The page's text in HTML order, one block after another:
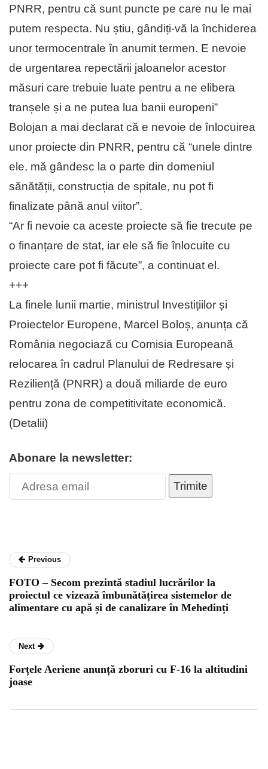
PNRR, pentru că sunt puncte pe care nu le mai
putem respecta. Nu știu, gândiți-vă la închiderea
unor termocentrale în anumit termen. E nevoie
de urgentarea repectării jaloanelor acestor
măsuri care trebuie luate pentru a ne elibera
tranșele și a ne putea lua banii europeni”
Bolojan a mai declarat că e nevoie de înlocuirea
unor proiecte din PNRR, pentru că “unele dintre
ele, mă gândesc la o parte din domeniul
sănătății, construcția de spitale, nu pot fi
finalizate până anul viitor”.
“Ar fi nevoie ca aceste proiecte să fie trecute pe
o finanțare de stat, iar ele să fie înlocuite cu
proiecte care pot fi făcute”, a continuat el.
+++
La finele lunii martie, ministrul Investițiilor și
Proiectelor Europene, Marcel Boloș, anunța că
România negociază cu Comisia Europeană
relocarea în cadrul Planului de Redresare și
Reziliență (PNRR) a două miliarde de euro
pentru zona de competitivitate economică.
(Detalii)
Abonare la newsletter:
Trimite
Previous
FOTO – Secom prezintă stadiul lucrărilor la
proiectul ce vizează îmbunătățirea sistemelor de
alimentare cu apă și de canalizare în Mehedinți
Next
Forțele Aeriene anunță zboruri cu F-16 la altitudini
joase